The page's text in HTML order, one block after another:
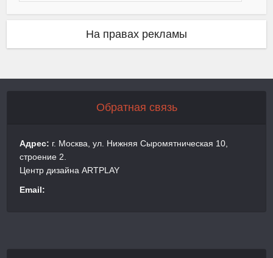
На правах рекламы
Обратная связь
Адрес: г. Москва, ул. Нижняя Сыромятническая 10,
строение 2.
Центр дизайна ARTPLAY
Email: